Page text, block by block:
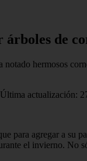
de
hermosos
actualización:
para agregar a su
el invierno. No